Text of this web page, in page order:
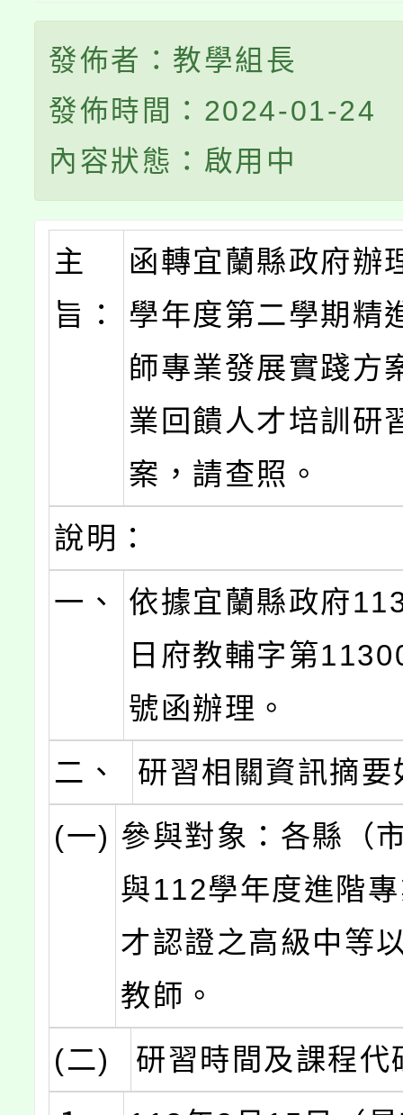
發佈者：教學組長
發佈時間：2024-01-24
內容狀態：啟用中
主
旨：
函轉宜蘭縣政府辦
學年度第二學期精
師專業發展實踐方
業回饋人才培訓研
案，請查照。
說明：
一、
依據宜蘭縣政府
日府教輔字第
號函辦理。
二、
研習相關資訊摘要
(一) 參與對象：各縣（
與112學年度進階
才認證之高級中等
教師。
(二)
研習時間及課程代